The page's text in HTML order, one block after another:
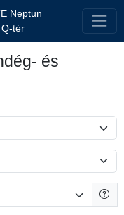
Neptun
Q-tér
és